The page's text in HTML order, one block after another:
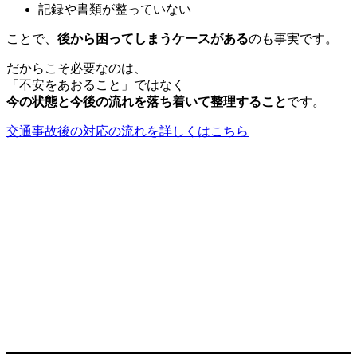
記録や書類が整っていない
ことで、 後から困ってしまうケースがあるのも事実です。
だからこそ必要なのは、
「不安をあおること」ではなく
今の状態と今後の流れを落ち着いて整理することです。
交通事故後の対応の流れを詳しくはこちら